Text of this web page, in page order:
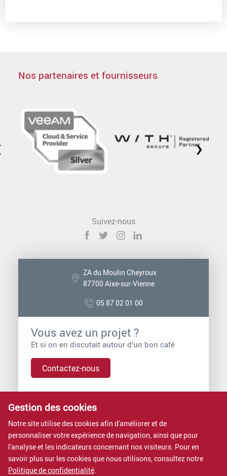
Nos partenaires et fournisseurs
›
Suivez-nous
ZA du Moulin Cheyroux
87700 Aixe-sur-Vienne
05 87 02 01 00
Vous avez un projet ?
Et si on en discutait autour d’un bon café
Contactez-nous
Vous voulez rejoindre Proximit ?
humaine.
Rejoignez-nous
Nos formations
Gestion des cookies
Notre site utilise des cookies afin d'améliorer et de
personnaliser votre expérience de navigation, ainsi que pour
l'analyse et les indicateurs concernant nos visiteurs. Pour en
savoir plus sur les cookies que nous utilisons, consultez notre
Politique de confidentialité.